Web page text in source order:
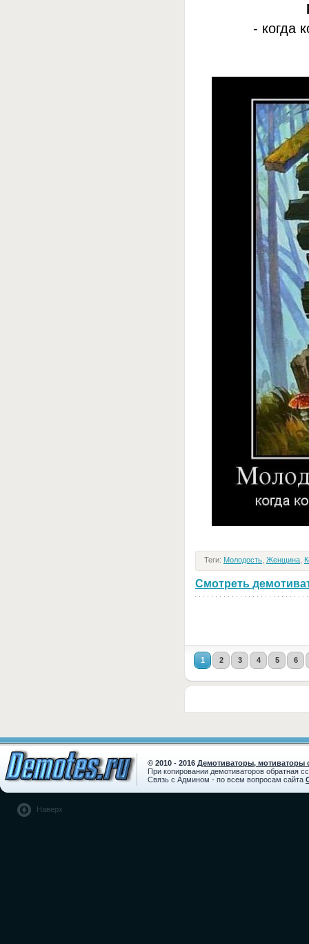
- когда
Теги: Молодость Женщина
Смотреть
1 2 3 4 5 6
© 2010 - 2016 Демотиваторы, мотиваторы
При копировании демотиваторов обратная
Связь с Админом - по всем вопросам сайта
Наверх